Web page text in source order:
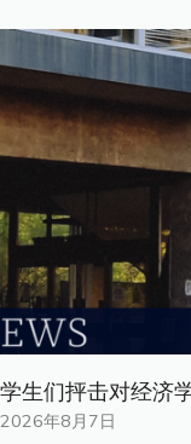
学生们抨击对经济
2026年8月7日